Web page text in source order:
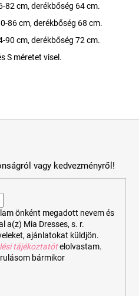
82 cm, derékbőség 64 cm.
86 cm, derékbőség 68 cm.
90 cm, derékbőség 72 cm.
S méretet visel.
vagy kedvezményről!
önként megadott nevem és
a(z) Mia Dresses, s. r.
ajánlatokat küldjön.
tájékoztatót elolvastam.
bármikor